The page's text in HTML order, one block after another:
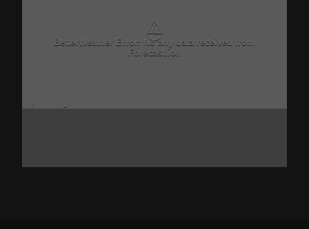
⚠
BetterWeather Error: No any data received from
Forecast.io!.